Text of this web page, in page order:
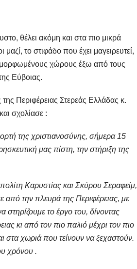
θέλει ακόμη και στα πιο μικρά
το στιφάδο που έχει μαγειρευτεί,
χώρους έξω από τους
Εύβοιας.
Περιφέρειας Στερεάς Ελλάδας κ.
σχολίασε :
της χριστιανοσύνης, σήμερα 15
μας πίστη, την στήριξη της
Καρυστίας και Σκύρου Σεραφείμ,
από την πλευρά της Περιφέρειας, με
στηρίζουμε το έργο του, δίνοντας
κι από τον πιο παλιό μέχρι τον πιο
στα χωριά που τείνουν να ξεχαστούν.
χρόνου .